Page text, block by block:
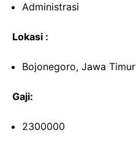
Administrasi
Lokasi :
Bojonegoro, Jawa Timur
Gaji:
2300000